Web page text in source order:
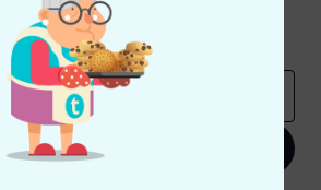
inspiraționale
Perspectivele Thomann
Înscrie-te acum